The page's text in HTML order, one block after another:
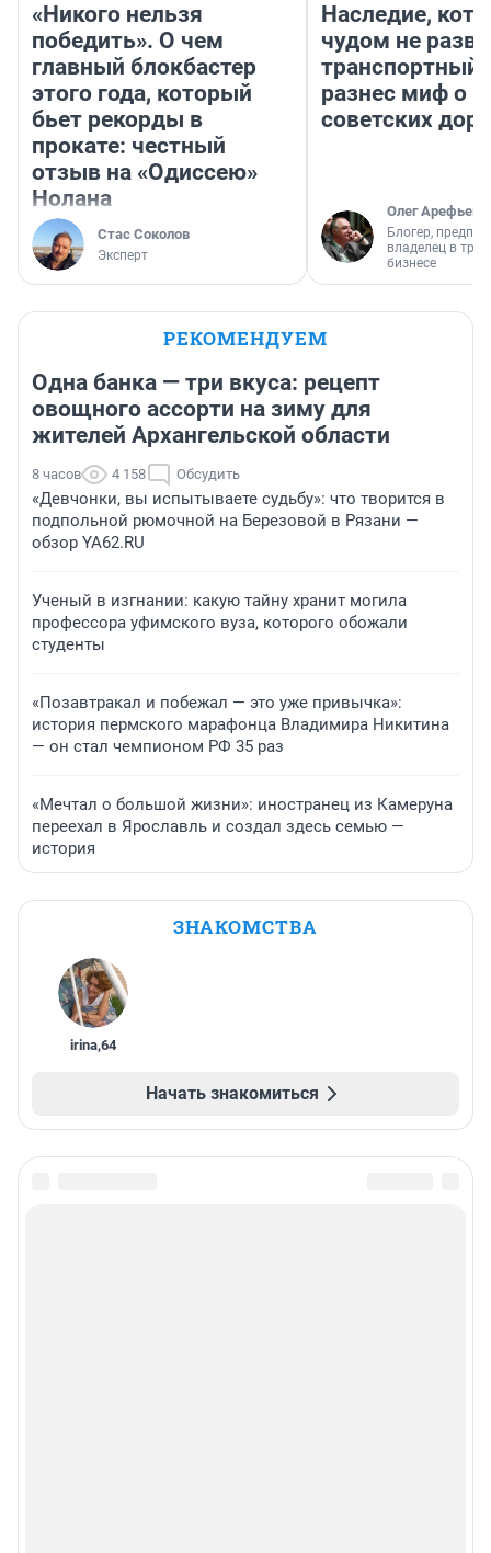
«Никого нельзя
победить». О чем
главный блокбастер
этого года, который
бьет рекорды в
прокате: честный
отзыв на «Одиссею»
Нолана
Стас Соколов
Эксперт
Наследие,
чудом не
транспортный
разнес миф о
советских
Олег Арефьев
Блогер,
владелец в
бизнесе
РЕКОМЕНДУЕМ
Одна банка — три вкуса: рецепт
овощного ассорти на зиму для
жителей Архангельской области
8 часов 4 158 Обсудить
«Девчонки, вы испытываете судьбу»: что творится в
подпольной рюмочной на Березовой в Рязани —
обзор YA62.RU
Ученый в изгнании: какую тайну хранит могила
профессора уфимского вуза, которого обожали
студенты
«Позавтракал и побежал — это уже привычка»:
история пермского марафонца Владимира Никитина
— он стал чемпионом РФ 35 раз
«Мечтал о большой жизни»: иностранец из Камеруна
переехал в Ярославль и создал здесь семью —
история
ЗНАКОМСТВА
irina,64
Начать знакомиться